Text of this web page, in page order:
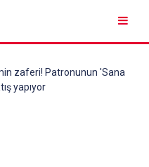
zaferi! Patronunun 'Sana
yapıyor